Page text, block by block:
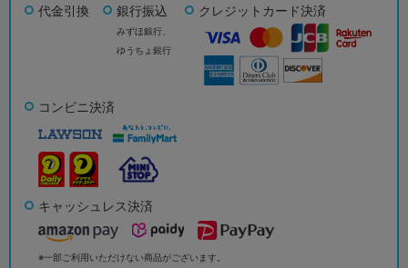
代金引換 銀行振込
みずほ銀行、
ゆうちょ銀行
クレジットカード決済
コンビニ決済
キャッシュレス決済
※一部ご利用いただけない商品がございます。